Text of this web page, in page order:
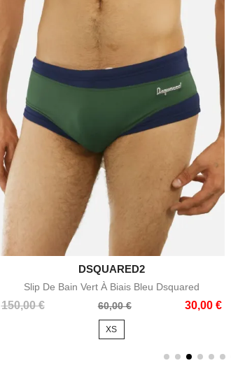
Aperçu rapide
DSQUARED2
Slip De Bain Vert À Biais Bleu Dsquared
150,00 €
Prix
60,00 € 30,00 €
Prix
XS